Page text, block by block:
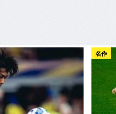
名作